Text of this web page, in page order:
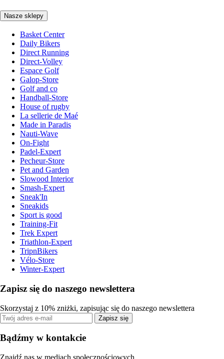
Nasze sklepy
Basket Center
Daily Bikers
Direct Running
Direct-Volley
Espace Golf
Galop-Store
Golf and co
Handball-Store
House of rugby
La sellerie de Maé
Made in Paradis
Nauti-Wave
On-Fight
Padel-Expert
Pecheur-Store
Pet and Garden
Slowood Interior
Smash-Expert
Sneak'In
Sneakids
Sport is good
Training-Fit
Trek Expert
Triathlon-Expert
TripnBikers
Vélo-Store
Winter-Expert
Zapisz się do naszego newslettera
Skorzystaj z 10% zniżki, zapisując się do naszego newslettera
Zapisz się
Bądźmy w kontakcie